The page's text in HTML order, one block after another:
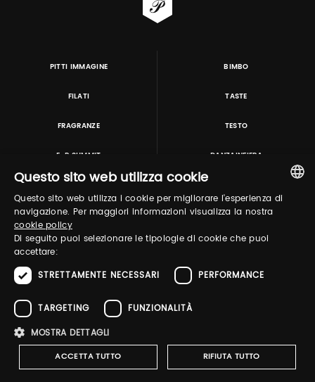
PITTI IMMAGINE BIMBO
FILATI TASTE
FRAGRANZE TESTO
E-P SUMMIT DANZAINFIERA
TUTORING & CONSULTING
Pitti Immagine S.r.l. P.I./CF 03443240480 Capitale sociale 648.457 € N° iscriz. Reg.
imprese Firenze REA FI-363274 ·
Whistleblowing ·Cookies Policy
·
ITALIAN
Questo sito web utilizza cookie
Questo sito web utilizza i cookie per migliorare l'esperienza di
navigazione. Per maggiori informazioni visualizza la nostra
cookie policy
Di seguito puoi selezionare le tipologie di cookie che puoi
accettare:
STRETTAMENTE NECESSARI
PERFORMANCE
TARGETING
FUNZIONALITÀ
MOSTRA DETTAGLI
ACCETTA TUTTO RIFIUTA TUTTO